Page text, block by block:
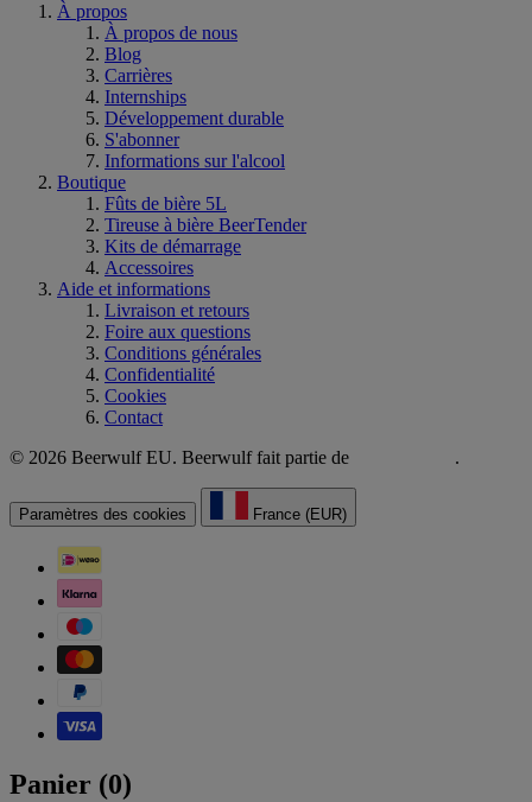
À propos
À propos de nous
Blog
Carrières
Internships
Développement durable
S'abonner
Informations sur l'alcool
Boutique
Fûts de bière 5L
Tireuse à bière BeerTender
Kits de démarrage
Accessoires
Aide et informations
Livraison et retours
Foire aux questions
Conditions générales
Confidentialité
Cookies
Contact
© 2026 Beerwulf EU. Beerwulf fait partie de
.
Paramètres des cookies France (EUR)
Panier (0)